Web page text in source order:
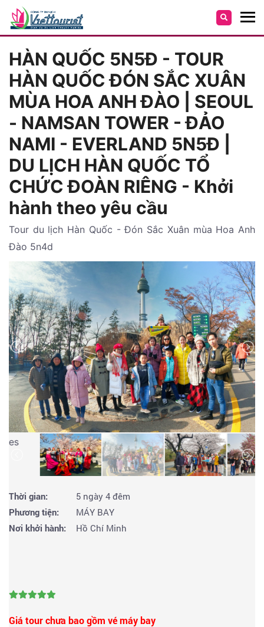
HÀN QUỐC 5N5Đ - TOUR
HÀN QUỐC ĐÓN SẮC XUÂN
MÙA HOA ANH ĐÀO | SEOUL
- NAMSAN TOWER - ĐẢO
NAMI - EVERLAND 5N5Đ |
DU LỊCH HÀN QUỐC TỔ
CHỨC ĐOÀN RIÊNG - Khởi
hành theo yêu cầu
Tour du lịch Hàn Quốc - Đón Sắc Xuân mùa Hoa Anh
Đào 5n4d
Thời gian:
5 ngày 4 đêm
Phương tiện:
MÁY BAY
Nơi khởi hành:
Hồ Chí Minh
Giá tour chưa bao gồm vé máy bay